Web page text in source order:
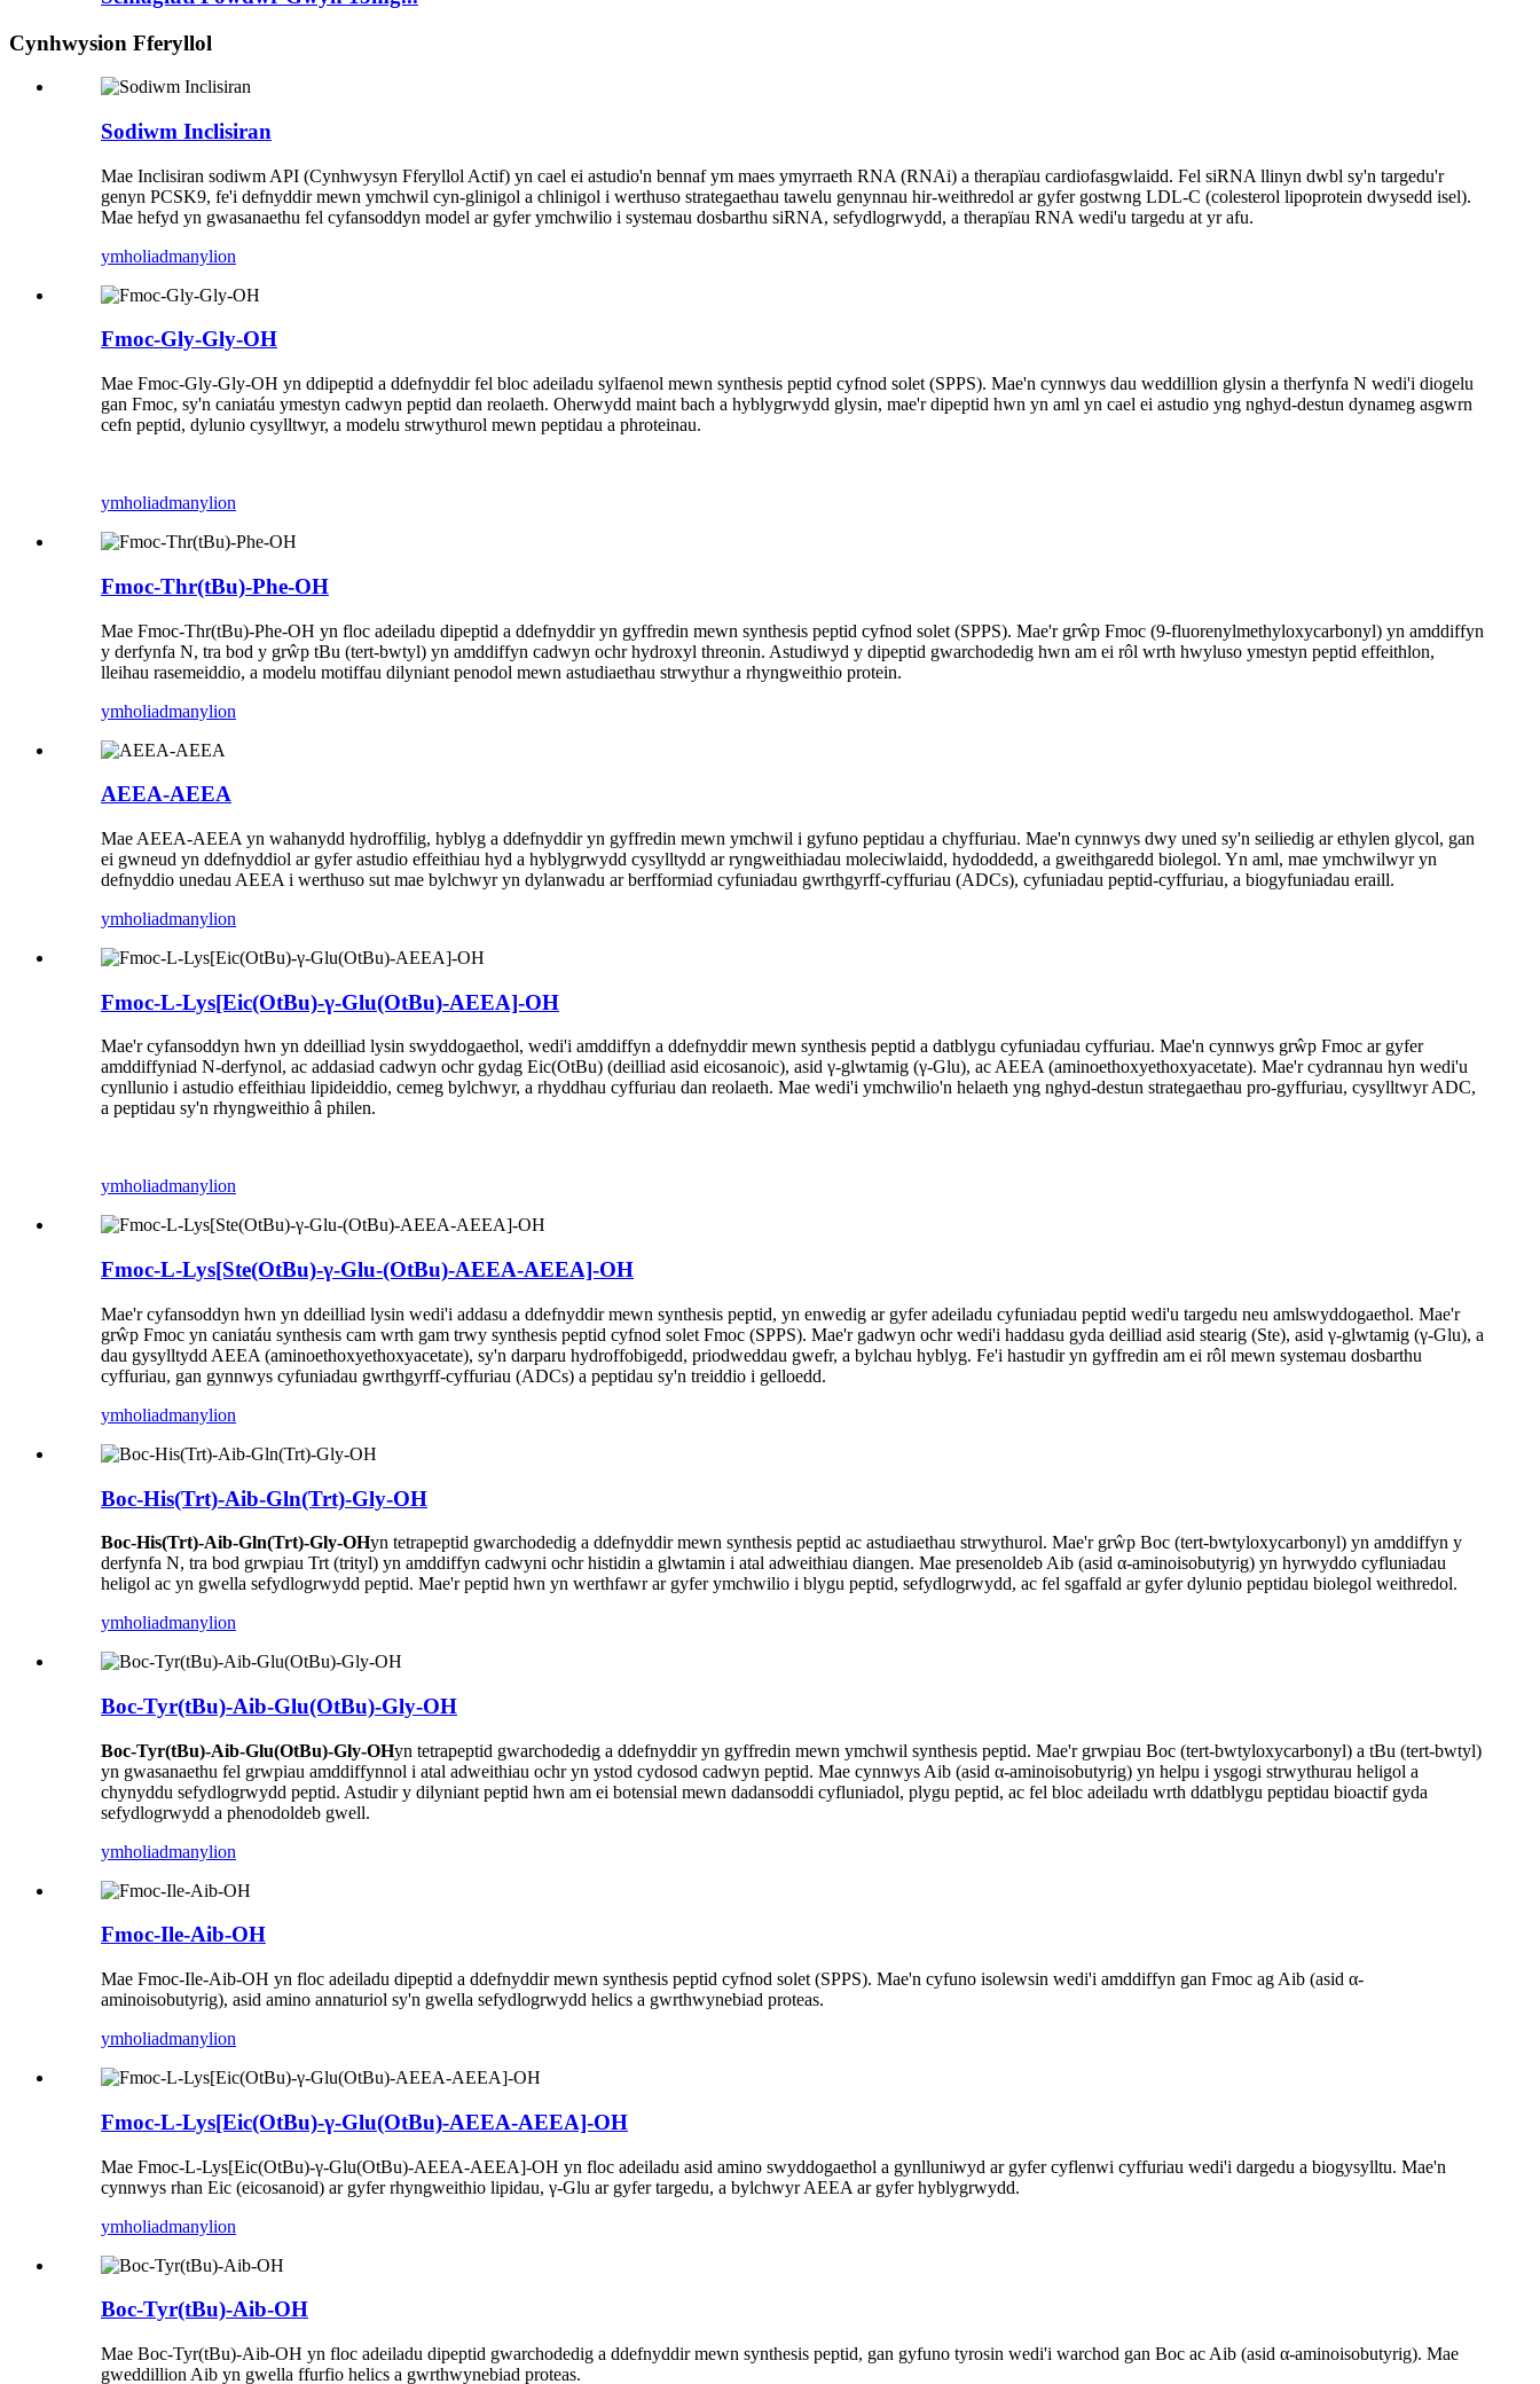
Cynhwysion Fferyllol
Sodiwm Inclisiran
Mae Inclisiran sodiwm API (Cynhwysyn Fferyllol Actif) yn cael ei astudio'n bennaf ym maes ymyrraeth RNA (RNAi) a therapïau cardiofasgwlaidd. Fel siRNA llinyn dwbl sy'n targedu'r
genyn PCSK9, fe'i defnyddir mewn ymchwil cyn-glinigol a chlinigol i werthuso strategaethau tawelu genynnau hir-weithredol ar gyfer gostwng LDL-C (colesterol lipoprotein dwysedd isel).
Mae hefyd yn gwasanaethu fel cyfansoddyn model ar gyfer ymchwilio i systemau dosbarthu siRNA, sefydlogrwydd, a therapïau RNA wedi'u targedu at yr afu.
ymholiadmanylion
Fmoc-Gly-Gly-OH
Mae Fmoc-Gly-Gly-OH yn ddipeptid a ddefnyddir fel bloc adeiladu sylfaenol mewn synthesis peptid cyfnod solet (SPPS). Mae'n cynnwys dau weddillion glysin a therfynfa N wedi'i diogelu
gan Fmoc, sy'n caniatáu ymestyn cadwyn peptid dan reolaeth. Oherwydd maint bach a hyblygrwydd glysin, mae'r dipeptid hwn yn aml yn cael ei astudio yng nghyd-destun dynameg asgwrn
cefn peptid, dylunio cysylltwyr, a modelu strwythurol mewn peptidau a phroteinau.
ymholiadmanylion
Fmoc-Thr(tBu)-Phe-OH
Mae Fmoc-Thr(tBu)-Phe-OH yn floc adeiladu dipeptid a ddefnyddir yn gyffredin mewn synthesis peptid cyfnod solet (SPPS). Mae'r grŵp Fmoc (9-fluorenylmethyloxycarbonyl) yn amddiffyn
y derfynfa N, tra bod y grŵp tBu (tert-bwtyl) yn amddiffyn cadwyn ochr hydroxyl threonin. Astudiwyd y dipeptid gwarchodedig hwn am ei rôl wrth hwyluso ymestyn peptid effeithlon,
lleihau rasemeiddio, a modelu motiffau dilyniant penodol mewn astudiaethau strwythur a rhyngweithio protein.
ymholiadmanylion
AEEA-AEEA
Mae AEEA-AEEA yn wahanydd hydroffilig, hyblyg a ddefnyddir yn gyffredin mewn ymchwil i gyfuno peptidau a chyffuriau. Mae'n cynnwys dwy uned sy'n seiliedig ar ethylen glycol, gan
ei gwneud yn ddefnyddiol ar gyfer astudio effeithiau hyd a hyblygrwydd cysylltydd ar ryngweithiadau moleciwlaidd, hydoddedd, a gweithgaredd biolegol. Yn aml, mae ymchwilwyr yn
defnyddio unedau AEEA i werthuso sut mae bylchwyr yn dylanwadu ar berfformiad cyfuniadau gwrthgyrff-cyffuriau (ADCs), cyfuniadau peptid-cyffuriau, a biogyfuniadau eraill.
ymholiadmanylion
Fmoc-L-Lys[Eic(OtBu)-γ-Glu(OtBu)-AEEA]-OH
Mae'r cyfansoddyn hwn yn ddeilliad lysin swyddogaethol, wedi'i amddiffyn a ddefnyddir mewn synthesis peptid a datblygu cyfuniadau cyffuriau. Mae'n cynnwys grŵp Fmoc ar gyfer
amddiffyniad N-derfynol, ac addasiad cadwyn ochr gydag Eic(OtBu) (deilliad asid eicosanoic), asid γ-glwtamig (γ-Glu), ac AEEA (aminoethoxyethoxyacetate). Mae'r cydrannau hyn wedi'u
cynllunio i astudio effeithiau lipideiddio, cemeg bylchwyr, a rhyddhau cyffuriau dan reolaeth. Mae wedi'i ymchwilio'n helaeth yng nghyd-destun strategaethau pro-gyffuriau, cysylltwyr ADC,
a peptidau sy'n rhyngweithio â philen.
ymholiadmanylion
Fmoc-L-Lys[Ste(OtBu)-γ-Glu-(OtBu)-AEEA-AEEA]-OH
Mae'r cyfansoddyn hwn yn ddeilliad lysin wedi'i addasu a ddefnyddir mewn synthesis peptid, yn enwedig ar gyfer adeiladu cyfuniadau peptid wedi'u targedu neu amlswyddogaethol. Mae'r
grŵp Fmoc yn caniatáu synthesis cam wrth gam trwy synthesis peptid cyfnod solet Fmoc (SPPS). Mae'r gadwyn ochr wedi'i haddasu gyda deilliad asid stearig (Ste), asid γ-glwtamig (γ-Glu), a
dau gysylltydd AEEA (aminoethoxyethoxyacetate), sy'n darparu hydroffobigedd, priodweddau gwefr, a bylchau hyblyg. Fe'i hastudir yn gyffredin am ei rôl mewn systemau dosbarthu
cyffuriau, gan gynnwys cyfuniadau gwrthgyrff-cyffuriau (ADCs) a peptidau sy'n treiddio i gelloedd.
ymholiadmanylion
Boc-His(Trt)-Aib-Gln(Trt)-Gly-OH
Boc-His(Trt)-Aib-Gln(Trt)-Gly-OHyn tetrapeptid gwarchodedig a ddefnyddir mewn synthesis peptid ac astudiaethau strwythurol. Mae'r grŵp Boc (tert-bwtyloxycarbonyl) yn amddiffyn y
derfynfa N, tra bod grwpiau Trt (trityl) yn amddiffyn cadwyni ochr histidin a glwtamin i atal adweithiau diangen. Mae presenoldeb Aib (asid α-aminoisobutyrig) yn hyrwyddo cyfluniadau
heligol ac yn gwella sefydlogrwydd peptid. Mae'r peptid hwn yn werthfawr ar gyfer ymchwilio i blygu peptid, sefydlogrwydd, ac fel sgaffald ar gyfer dylunio peptidau biolegol weithredol.
ymholiadmanylion
Boc-Tyr(tBu)-Aib-Glu(OtBu)-Gly-OH
Boc-Tyr(tBu)-Aib-Glu(OtBu)-Gly-OHyn tetrapeptid gwarchodedig a ddefnyddir yn gyffredin mewn ymchwil synthesis peptid. Mae'r grwpiau Boc (tert-bwtyloxycarbonyl) a tBu (tert-bwtyl)
yn gwasanaethu fel grwpiau amddiffynnol i atal adweithiau ochr yn ystod cydosod cadwyn peptid. Mae cynnwys Aib (asid α-aminoisobutyrig) yn helpu i ysgogi strwythurau heligol a
chynyddu sefydlogrwydd peptid. Astudir y dilyniant peptid hwn am ei botensial mewn dadansoddi cyfluniadol, plygu peptid, ac fel bloc adeiladu wrth ddatblygu peptidau bioactif gyda
sefydlogrwydd a phenodoldeb gwell.
ymholiadmanylion
Fmoc-Ile-Aib-OH
Mae Fmoc-Ile-Aib-OH yn floc adeiladu dipeptid a ddefnyddir mewn synthesis peptid cyfnod solet (SPPS). Mae'n cyfuno isolewsin wedi'i amddiffyn gan Fmoc ag Aib (asid α-
aminoisobutyrig), asid amino annaturiol sy'n gwella sefydlogrwydd helics a gwrthwynebiad proteas.
ymholiadmanylion
Fmoc-L-Lys[Eic(OtBu)-γ-Glu(OtBu)-AEEA-AEEA]-OH
Mae Fmoc-L-Lys[Eic(OtBu)-γ-Glu(OtBu)-AEEA-AEEA]-OH yn floc adeiladu asid amino swyddogaethol a gynlluniwyd ar gyfer cyflenwi cyffuriau wedi'i dargedu a biogysylltu. Mae'n
cynnwys rhan Eic (eicosanoid) ar gyfer rhyngweithio lipidau, γ-Glu ar gyfer targedu, a bylchwyr AEEA ar gyfer hyblygrwydd.
ymholiadmanylion
Boc-Tyr(tBu)-Aib-OH
Mae Boc-Tyr(tBu)-Aib-OH yn floc adeiladu dipeptid gwarchodedig a ddefnyddir mewn synthesis peptid, gan gyfuno tyrosin wedi'i warchod gan Boc ac Aib (asid α-aminoisobutyrig). Mae
gweddillion Aib yn gwella ffurfio helics a gwrthwynebiad proteas.